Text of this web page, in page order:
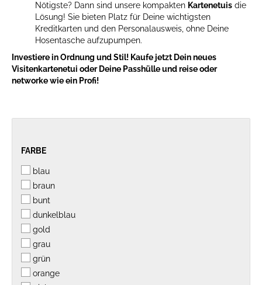
Nötigste? Dann sind unsere kompakten Kartenetuis die
Lösung! Sie bieten Platz für Deine wichtigsten
Kreditkarten und den Personalausweis, ohne Deine
Hosentasche aufzupumpen.
Investiere in Ordnung und Stil! Kaufe jetzt Dein neues
Visitenkartenetui oder Deine Passhülle und reise oder
networke wie ein Profi!
FARBE
FARBE
blau
braun
bunt
dunkelblau
gold
grau
grün
orange